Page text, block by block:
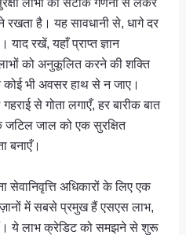
रखता है। यह सावधानी से, धागे दर
रखें, यहाँ प्राप्त ज्ञान
को अनुकूलित करने की शक्ति
भी अवसर हाथ से न जाए।
से गोता लगाएँ, हर बारीक बात
जाल को एक सुरक्षित
बनाएँ।
सेवानिवृत्ति अधिकारों के लिए एक
में सबसे प्रमुख हैं एसएस लाभ,
ये लाभ क्रेडिट को समझने से शुरू